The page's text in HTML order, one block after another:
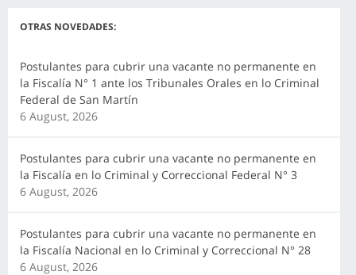
OTRAS NOVEDADES:
Postulantes para cubrir una vacante no permanente en
la Fiscalía N° 1 ante los Tribunales Orales en lo Criminal
Federal de San Martín
6 August, 2026
Postulantes para cubrir una vacante no permanente en
la Fiscalía en lo Criminal y Correccional Federal N° 3
6 August, 2026
Postulantes para cubrir una vacante no permanente en
la Fiscalía Nacional en lo Criminal y Correccional N° 28
6 August, 2026